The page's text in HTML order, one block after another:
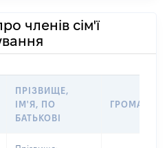
членів сім'ї
ПРІЗВИЩЕ,
ІМ'Я, ПО
БАТЬКОВІ